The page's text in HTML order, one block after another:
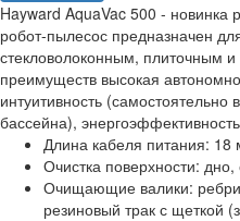
Hayward AquaVac 500 - новинка
робот-пылесос предназначен
стекловолоконным, плиточным
преимуществ высокая
интуитивность
бассейна),
Длина кабеля питания: 18
Очистка поверхности:
Очищающие валики:
резиновый трак с щеткой